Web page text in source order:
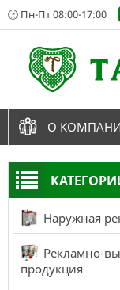
Наружная
Рекламно-
продукция
🕑 Пн-Пт 08:00-17:00
О